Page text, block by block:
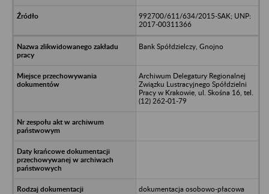
992700/611/634/2015-SAK; UNP:
2017-00311366
Bank Spółdzielczy, Gnojno
Archiwum Delegatury Regionalnej
Związku Lustracyjnego Spółdzielni
Pracy w Krakowie, ul. Skośna 16, tel.
(12) 262-01-79
dokumentacja osobowo-płacowa